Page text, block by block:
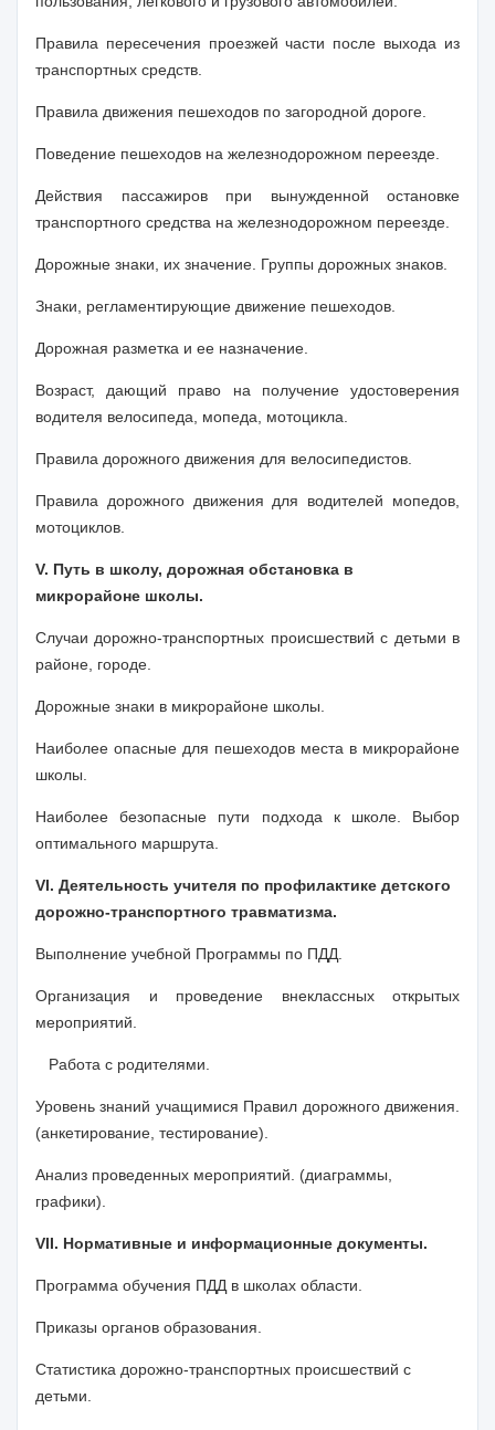
Правила пересечения проезжей части после выхода из
транспортных средств.
Правила движения пешеходов по загородной дороге.
Поведение пешеходов на железнодорожном переезде.
Действия пассажиров при вынужденной остановке
транспортного средства на железнодорожном переезде.
Дорожные знаки, их значение. Группы дорожных знаков.
Знаки, регламентирующие движение пешеходов.
Дорожная разметка и ее назначение.
Возраст, дающий право на получение удостоверения
водителя велосипеда, мопеда, мотоцикла.
Правила дорожного движения для велосипедистов.
Правила дорожного движения для водителей мопедов,
мотоциклов.
V. Путь в школу, дорожная обстановка в
микрорайоне школы.
Случаи дорожно-транспортных происшествий с детьми в
районе, городе.
Дорожные знаки в микрорайоне школы.
Наиболее опасные для пешеходов места в микрорайоне
школы.
Наиболее безопасные пути подхода к школе. Выбор
оптимального маршрута.
VI. Деятельность учителя по профилактике детского
дорожно-транспортного травматизма.
Выполнение учебной Программы по ПДД.
Организация и проведение внеклассных открытых
мероприятий.
Работа с родителями.
Уровень знаний учащимися Правил дорожного движения.
(анкетирование, тестирование).
Анализ проведенных мероприятий. (диаграммы,
графики).
VII. Нормативные и информационные документы.
Программа обучения ПДД в школах области.
Приказы органов образования.
Статистика дорожно-транспортных происшествий с
детьми.